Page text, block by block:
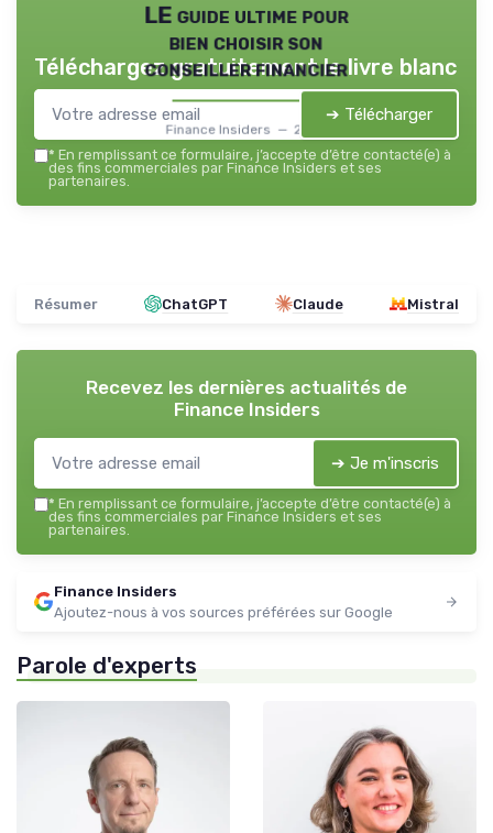
LE guide ultime pour
bien choisir son
conseiller financier
Finance Insiders — 2026
Téléchargez gratuitement le livre blanc
➔ Télécharger
* En remplissant ce formulaire, j’accepte d’être contacté(e) à
des fins commerciales par Finance Insiders et ses
partenaires.
Résumer ChatGPT Claude Mistral
Recevez les dernières actualités de
Finance Insiders
➔ Je m'inscris
* En remplissant ce formulaire, j’accepte d’être contacté(e) à
des fins commerciales par Finance Insiders et ses
partenaires.
Finance Insiders
Ajoutez-nous à vos sources préférées sur Google
Parole d'experts